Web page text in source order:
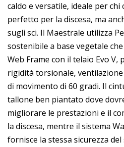
caldo e versatile, ideale per chi
perfetto per la discesa, ma
sugli sci. Il Maestrale utilizza
sostenibile a base vegetale
Web Frame con il telaio Evo
rigidità torsionale,
di movimento di 60 gradi. Il
tallone ben piantato dove
migliorare le prestazioni e il
la discesa, mentre il sistema
fornisce la stessa sicurezza